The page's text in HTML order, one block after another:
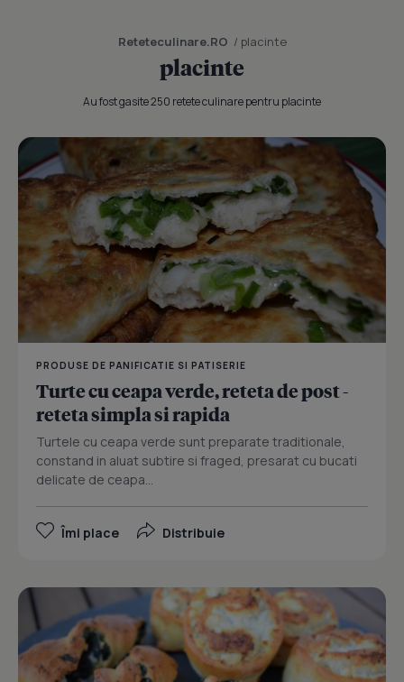
Reteteculinare.RO / placinte
placinte
Au fost gasite 250 retete culinare pentru placinte
PRODUSE DE PANIFICATIE SI PATISERIE
Turte cu ceapa verde, reteta de post -
reteta simpla si rapida
Turtele cu ceapa verde sunt preparate traditionale,
constand in aluat subtire si fraged, presarat cu bucati
delicate de ceapa...
Îmi place Distribuie